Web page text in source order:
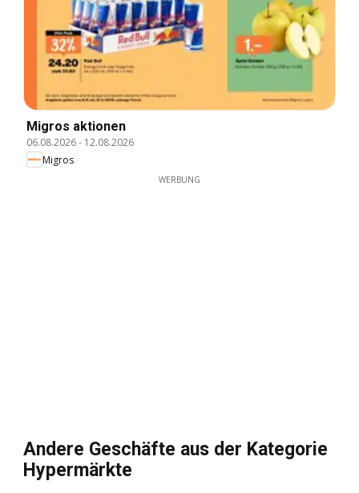
Migros aktionen
06.08.2026- 12.08.2026
Migros
WERBUNG
Andere Geschäfte aus der Kategorie
Hypermärkte